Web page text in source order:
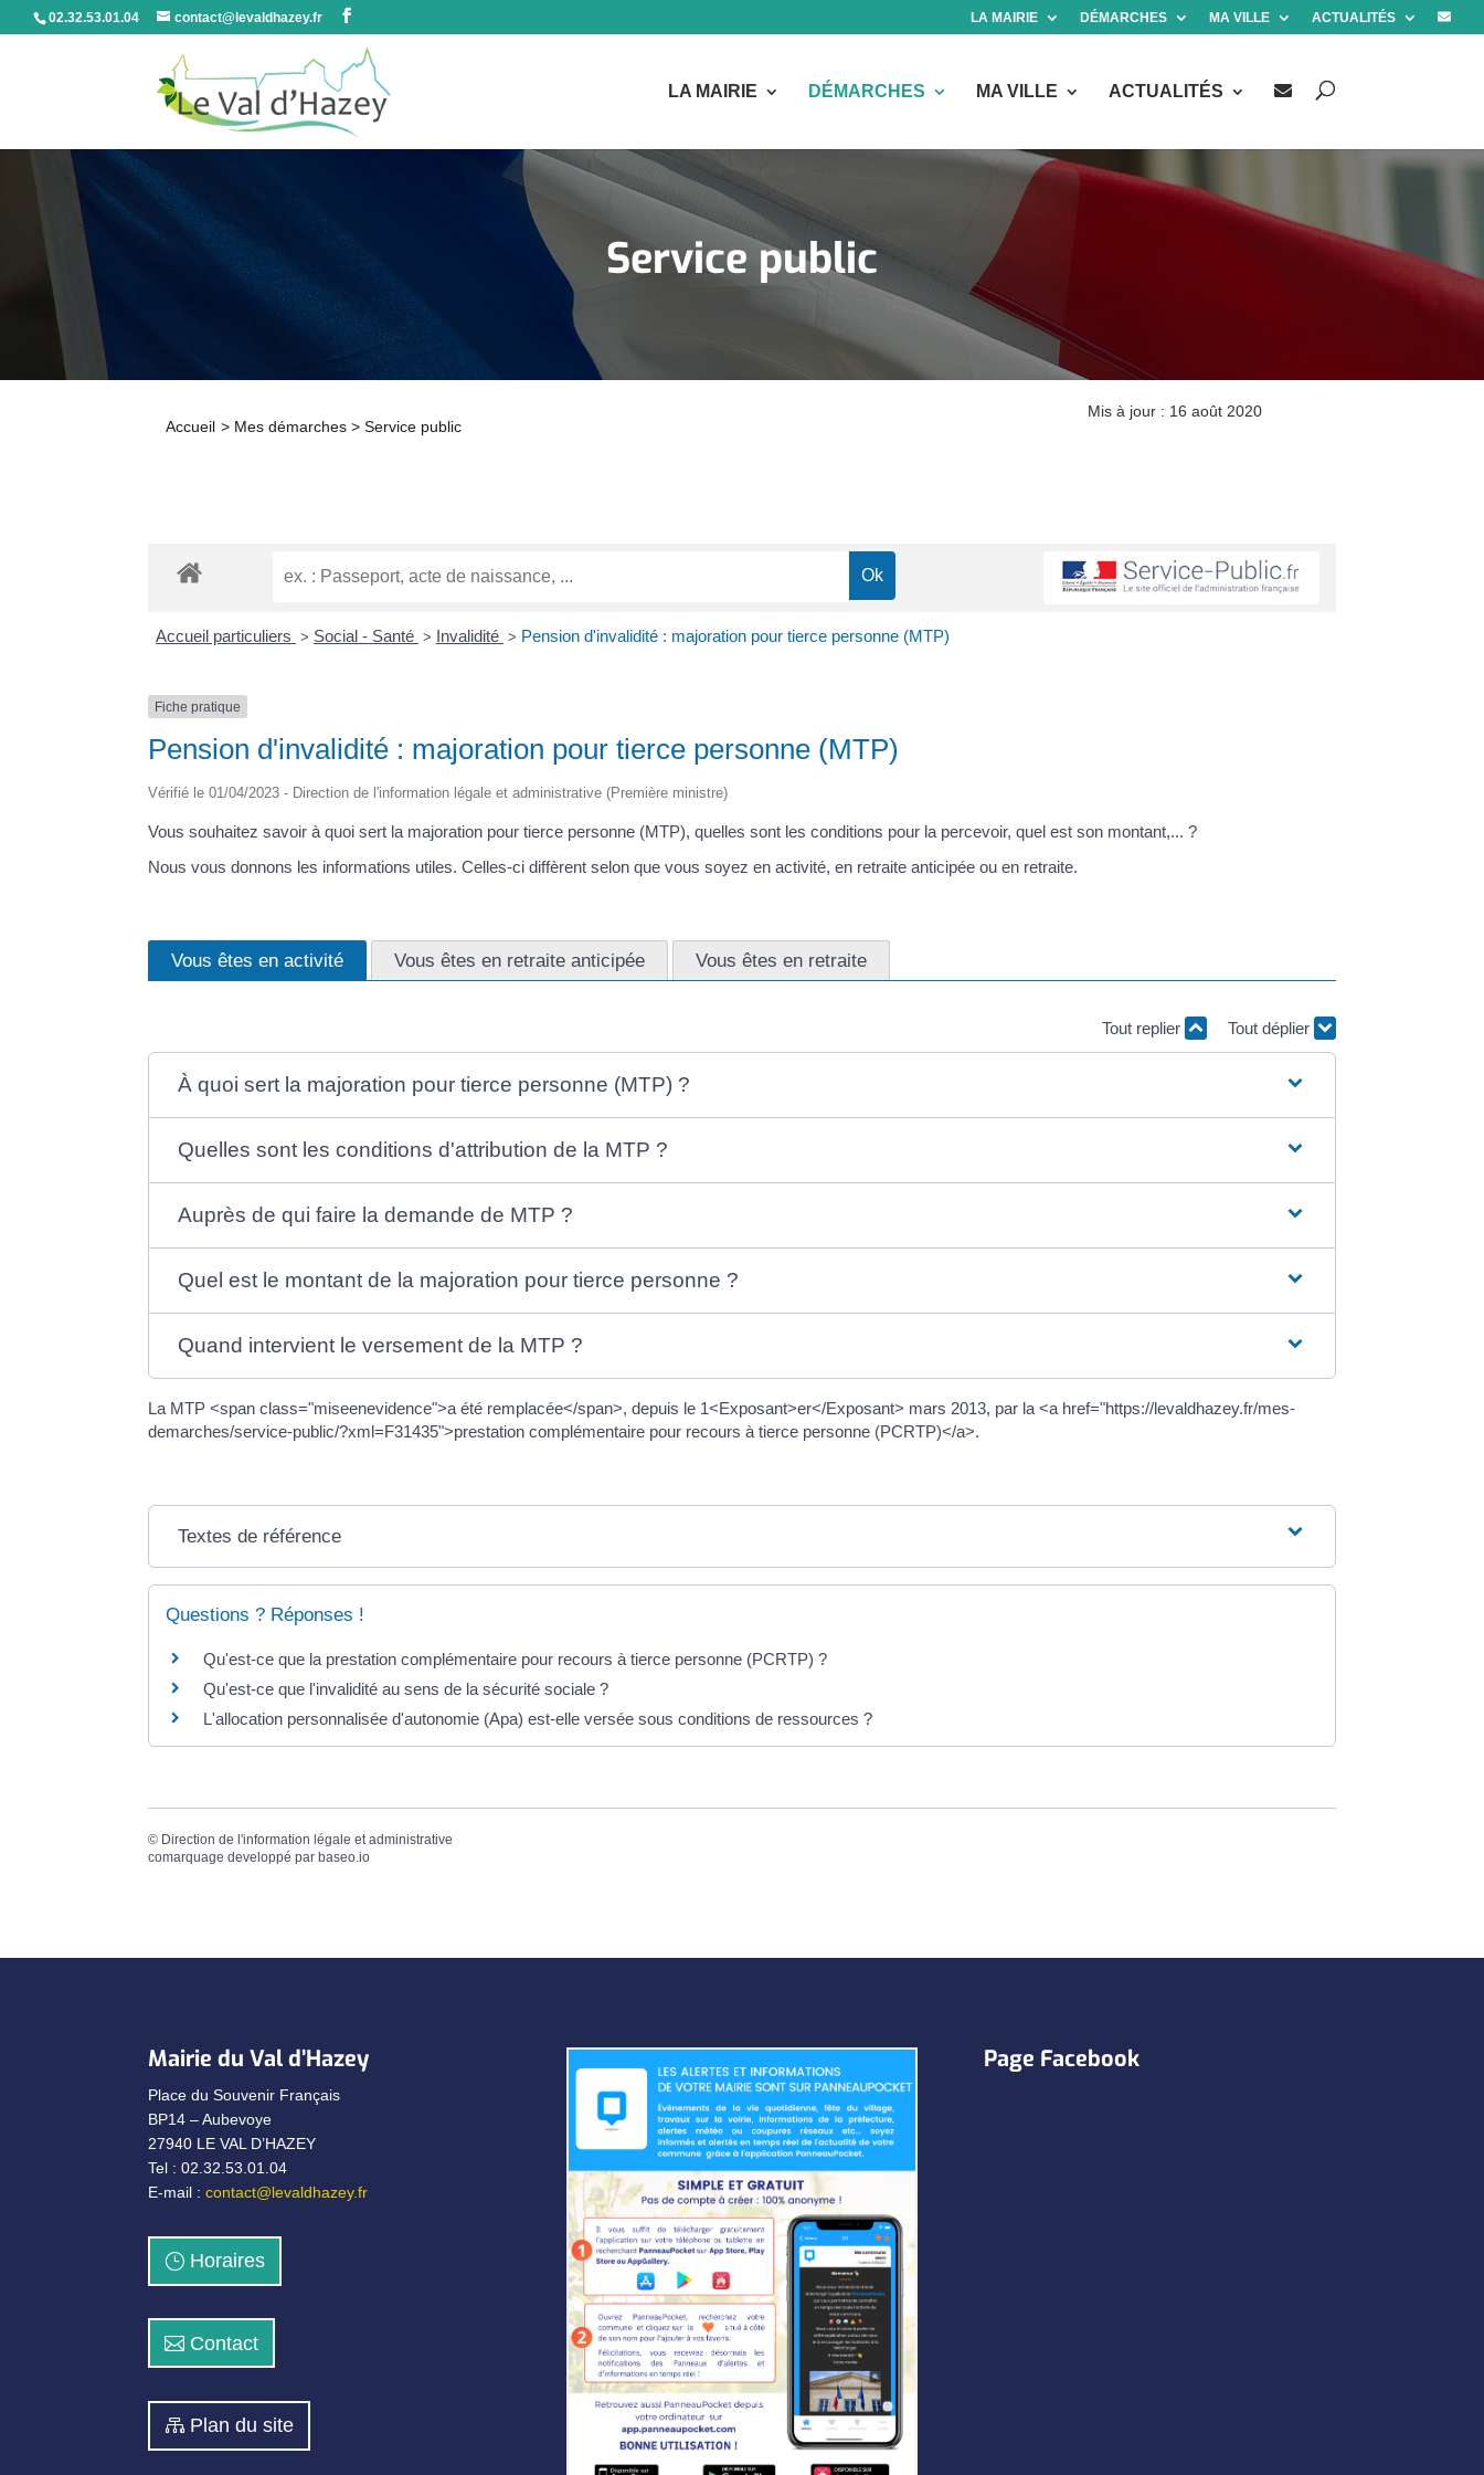
02.32.53.01.04 contact@levaldhazey.fr LA MAIRIE DÉMARCHES MA VILLE ACTUALITÉS
LA MAIRIE DÉMARCHES MA VILLE ACTUALITÉS
Service public
Accueil > Mes démarches > Service public
Mis à jour : 16 août 2020
Accueil particuliers > Social - Santé > Invalidité > Pension d'invalidité : majoration pour tierce personne (MTP)
Fiche pratique
Pension d'invalidité : majoration pour tierce personne (MTP)
Vérifié le 01/04/2023 - Direction de l'information légale et administrative (Première ministre)
Vous souhaitez savoir à quoi sert la majoration pour tierce personne (MTP), quelles sont les conditions pour la percevoir, quel est son montant,... ?
Nous vous donnons les informations utiles. Celles-ci diffèrent selon que vous soyez en activité, en retraite anticipée ou en retraite.
Vous êtes en activité Vous êtes en retraite anticipée Vous êtes en retraite
Tout replier Tout déplier
À quoi sert la majoration pour tierce personne (MTP) ?
Quelles sont les conditions d'attribution de la MTP ?
Auprès de qui faire la demande de MTP ?
Quel est le montant de la majoration pour tierce personne ?
Quand intervient le versement de la MTP ?
La MTP <span class="miseenevidence">a été remplacée</span>, depuis le 1<Exposant>er</Exposant> mars 2013, par la <a href="https://levaldhazey.fr/mes-
demarches/service-public/?xml=F31435">prestation complémentaire pour recours à tierce personne (PCRTP)</a>.
Textes de référence
Questions ? Réponses !
Qu'est-ce que la prestation complémentaire pour recours à tierce personne (PCRTP) ?
Qu'est-ce que l'invalidité au sens de la sécurité sociale ?
L'allocation personnalisée d'autonomie (Apa) est-elle versée sous conditions de ressources ?
© Direction de l'information légale et administrative
comarquage developpé parbaseo.io
Mairie du Val d’Hazey
Place du Souvenir Français
BP14 – Aubevoye
27940 LE VAL D’HAZEY
Tel : 02.32.53.01.04
E-mail :contact@levaldhazey.fr
Horaires
Contact
Plan du site
Page Facebook